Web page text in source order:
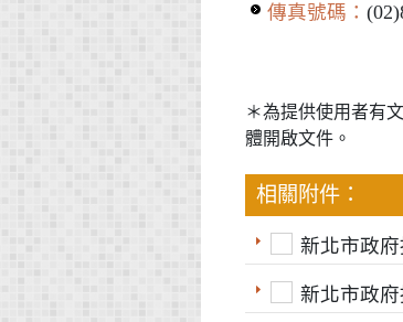
傳真號碼：
＊為提供使用者有
體開啟文件。
相關附件：
新北市政
新北市政